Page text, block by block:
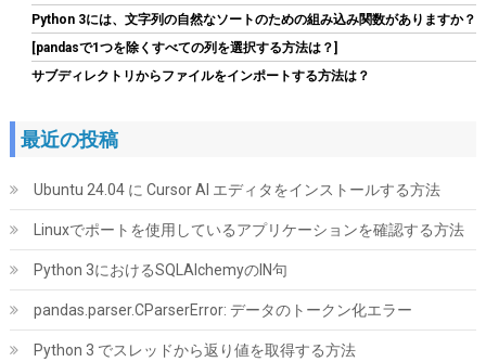
(538575) GBP 45.19 (2026-08-07 04:03 GMT +09:00 時点 -詳細は
こちら)
2280 読込7,200M SSD-CK1.0N4B/R
( 54519) GBP 159.04 (2026-08-07 04:03 GMT +09:00 時点 -
Python 3には、文字列の自然なソートのための組み込み関数がありますか？
[pandasで1つを除くすべての列を選択する方法は？]
サブディレクトリからファイルをインポートする方法は？
最近の投稿
Ubuntu 24.04 に Cursor AI エディタをインストールする方法
Linuxでポートを使用しているアプリケーションを確認する方法
Python 3におけるSQLAlchemyのIN句
pandas.parser.CParserError: データのトークン化エラー
Python 3 でスレッドから返り値を取得する方法